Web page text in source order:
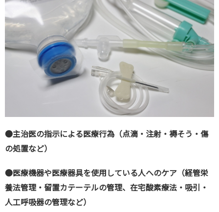
●主治医の指示による医療行為（点滴・注射・褥そう・傷
の処置など）
●医療機器や医療器具を使用している人へのケア（経管栄
養法管理・留置カテーテルの管理、在宅酸素療法・吸引・
人工呼吸器の管理など）